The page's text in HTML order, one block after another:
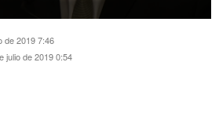
de 2019 7:46
julio de 2019 0:54